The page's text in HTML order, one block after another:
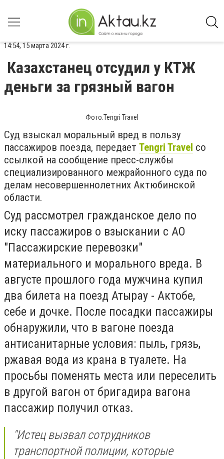
14:54, 15 марта 2024 г.
Казахстанец отсудил у КТЖ
деньги за грязный вагон
Фото:Tengri Travel
Суд взыскал моральный вред в пользу
пассажиров поезда, передает Tengri Travel со
ссылкой на сообщение пресс-службы
специализированного межрайонного суда по
делам несовершеннолетних Актюбинской
области.
Суд рассмотрел гражданское дело по
иску пассажиров о взыскании с АО
"Пассажирские перевозки"
материального и морального вреда. В
августе прошлого года мужчина купил
два билета на поезд Атырау - Актобе,
себе и дочке. После посадки пассажиры
обнаружили, что в вагоне поезда
антисанитарные условия: пыль, грязь,
ржавая вода из крана в туалете. На
просьбы поменять места или переселить
в другой вагон от бригадира вагона
пассажир получил отказ.
"Истец вызвал сотрудников
транспортной полиции, которые